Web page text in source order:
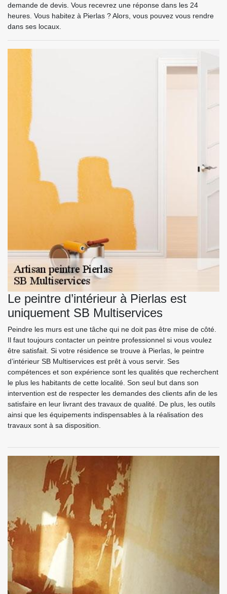
demande de devis. Vous recevrez une réponse dans les 24
heures. Vous habitez à Pierlas ? Alors, vous pouvez vous rendre
dans ses locaux.
Le peintre d’intérieur à Pierlas est
uniquement SB Multiservices
Peindre les murs est une tâche qui ne doit pas être mise de côté.
Il faut toujours contacter un peintre professionnel si vous voulez
être satisfait. Si votre résidence se trouve à Pierlas, le peintre
d’intérieur SB Multiservices est prêt à vous servir. Ses
compétences et son expérience sont les qualités que recherchent
le plus les habitants de cette localité. Son seul but dans son
intervention est de respecter les demandes des clients afin de les
satisfaire en leur livrant des travaux de qualité. De plus, les outils
ainsi que les équipements indispensables à la réalisation des
travaux sont à sa disposition.